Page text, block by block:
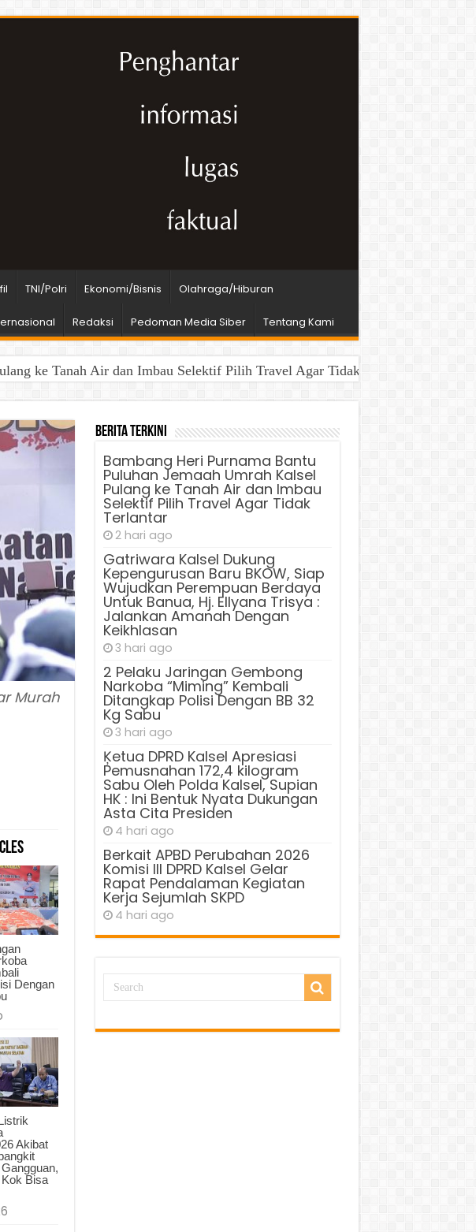
TNI/Polri Ekonomi/Bisnis Olahraga/Hiburan
Redaksi Pedoman Media Siber Tentang Kami
ke Tanah Air dan Imbau Selektif Pilih Travel Agar Tidak Terlantar
Murah
Dengan
Akibat
Bisa
Berita Terkini
Bambang Heri Purnama Bantu
Puluhan Jemaah Umrah Kalsel
Pulang ke Tanah Air dan Imbau
Selektif Pilih Travel Agar Tidak
Terlantar
2 hari ago
Gatriwara Kalsel Dukung
Kepengurusan Baru BKOW, Siap
Wujudkan Perempuan Berdaya
Untuk Banua, Hj. Ellyana Trisya :
Jalankan Amanah Dengan
Keikhlasan
3 hari ago
2 Pelaku Jaringan Gembong
Narkoba “Miming” Kembali
Ditangkap Polisi Dengan BB 32
Kg Sabu
3 hari ago
Ķetua DPRD Kalsel Apresiasi
Pemusnahan 172,4 kilogram
Sabu Oleh Polda Kalsel, Supian
HK : Ini Bentuk Nyata Dukungan
Asta Cita Presiden
4 hari ago
Berkait APBD Perubahan 2026
Komisi III DPRD Kalsel Gelar
Rapat Pendalaman Kegiatan
Kerja Sejumlah SKPD
4 hari ago